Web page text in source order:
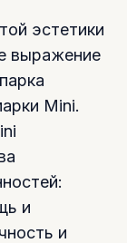
эстетики
выражение
Mini.
и
и